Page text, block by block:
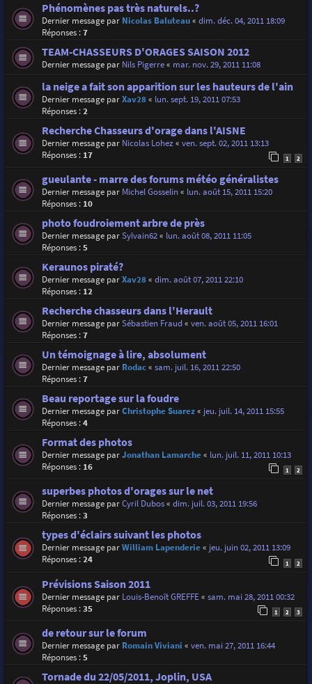
Phénomènes pas très naturels..?
Dernier message par Nicolas Baluteau« dim. déc. 04, 2011 18:09
Réponses :7
TEAM-CHASSEURS D'ORAGES SAISON 2012
Dernier message par Nils Pigerre« mar. nov. 29, 2011 11:08
la neige a fait son apparition sur les hauteurs de l'ain
Dernier message parXav28« lun. sept. 19, 2011 07:53
Réponses :2
Recherche Chasseurs d'orage dans l'AISNE
Dernier message par Nicolas Lohez« ven. sept. 02, 2011 13:13
Réponses : 17 1 2
gueulante - marre des forums météo généralistes
Dernier message par Michel Gosselin« lun. août 15, 2011 15:20
Réponses : 10
photo foudroiement arbre de près
Dernier message parSylvain62« lun. août 08, 2011 11:05
Réponses :5
Keraunos piraté?
Dernier message parXav28« dim. août 07, 2011 22:10
Réponses : 12
Recherche chasseurs dans l'Herault
Dernier message parSébastien Fraud« ven. août 05, 2011 16:01
Réponses :7
Un témoignage à lire, absolument
Dernier message par Rodac« sam. juil. 16, 2011 22:50
Réponses :7
Beau reportage sur la foudre
Dernier message parChristophe Suarez« jeu. juil. 14, 2011 15:55
Réponses :4
Format des photos
Dernier message parJonathan Lamarche« lun. juil. 11, 2011 10:13
Réponses : 16 1 2
superbes photos d'orages sur le net
Dernier message parCyril Dubos« dim. juil. 03, 2011 19:56
Réponses :3
types d'éclairs suivant les photos
Dernier message parWilliam Lapenderie« jeu. juin 02, 2011 13:09
Réponses :24 1 2
Prévisions Saison 2011
Dernier message par Louis-Benoît GREFFE« sam. mai 28, 2011 00:32
Réponses :35 1 2 3
de retour sur le forum
Dernier message par Romain Viviani « ven. mai 27, 2011 16:44
Réponses :5
Tornade du 22/05/2011, Joplin, USA